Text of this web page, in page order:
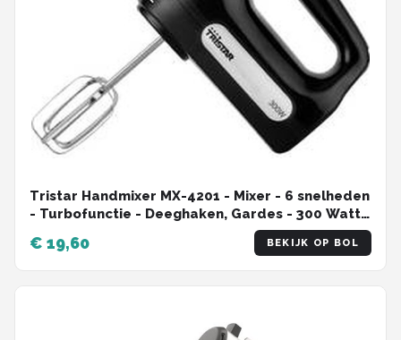
Tristar Handmixer MX-4201 - Mixer - 6 snelheden
- Turbofunctie - Deeghaken, Gardes - 300 Watt -
€ 19,60 BEKIJK OP BOL